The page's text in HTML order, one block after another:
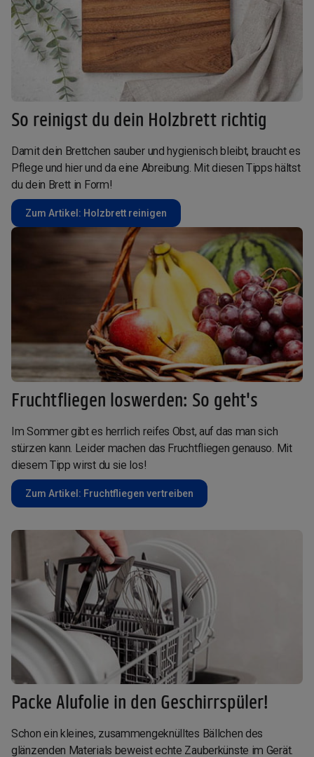
So reinigst du dein Holzbrett richtig
Damit dein Brettchen sauber und hygienisch bleibt, braucht es
Pflege und hier und da eine Abreibung. Mit diesen Tipps hältst
du dein Brett in Form!
Zum Artikel: Holzbrett reinigen
Fruchtfliegen loswerden: So geht's
Im Sommer gibt es herrlich reifes Obst, auf das man sich
stürzen kann. Leider machen das Fruchtfliegen genauso. Mit
diesem Tipp wirst du sie los!
Zum Artikel: Fruchtfliegen vertreiben
Packe Alufolie in den Geschirrspüler!
Schon ein kleines, zusammengeknülltes Bällchen des
glänzenden Materials beweist echte Zauberkünste im Gerät.